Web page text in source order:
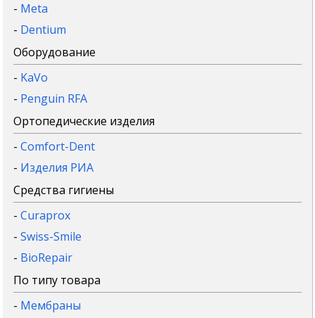
- Meta
- Dentium
Оборудование
- KaVo
- Penguin RFA
Ортопедические изделия
-Comfort-Dent
- Изделия РИА
Средства гигиены
-Curaprox
-Swiss-Smile
- BioRepair
По типу товара
- Мембраны